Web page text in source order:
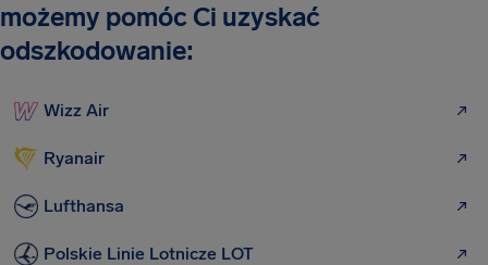
możemy pomóc Ci uzyskać
odszkodowanie:
Wizz Air
Ryanair
Lufthansa
Polskie Linie Lotnicze LOT